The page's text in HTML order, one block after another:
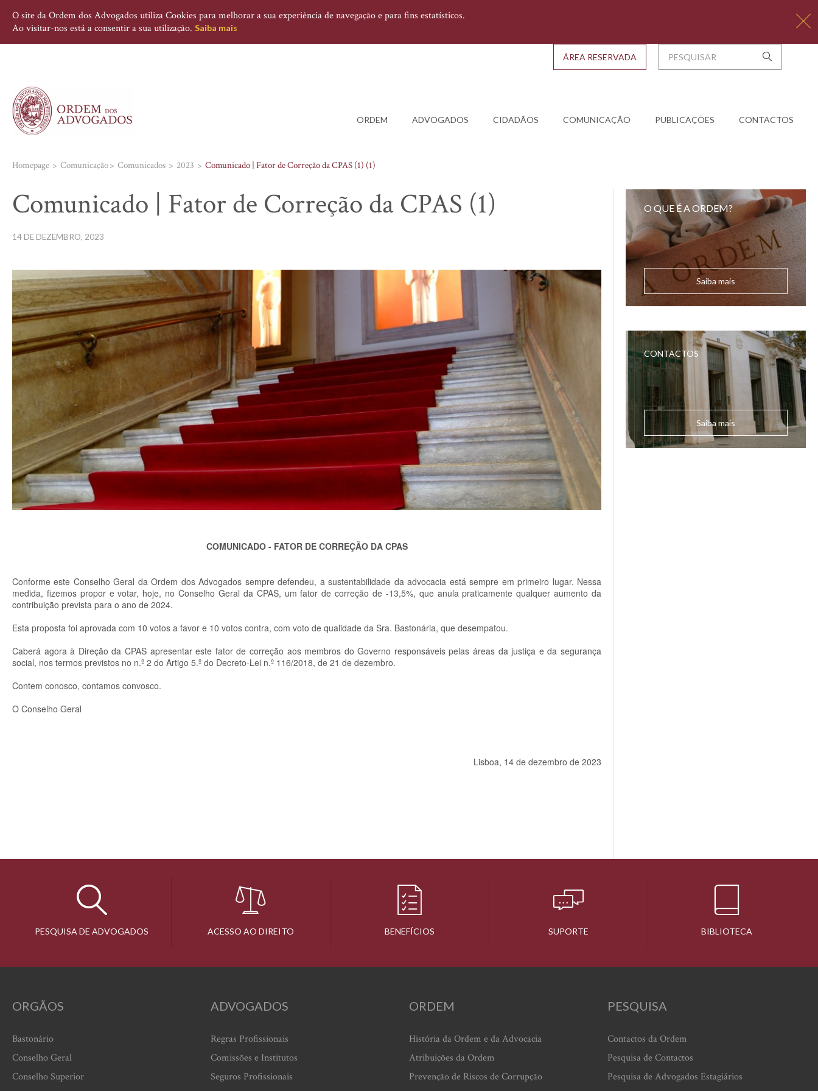
O site da Ordem dos Advogados utiliza Cookies para melhorar a sua experiência de navegação e para fins estatísticos.
Ao visitar-nos está a consentir a sua utilização. Saiba mais
ORDEM ADVOGADOS CIDADÃOS COMUNICAÇÃO PUBLICAÇÕES CONTACTOS
ÁREA RESERVADA
Homepage Comunicação Comunicados 2023 Comunicado | Fator de Correção da CPAS (1) (1)
Comunicado | Fator de Correção da CPAS (1)
14 DE DEZEMBRO, 2023
COMUNICADO - FATOR DE CORREÇÃO DA CPAS
Conforme este Conselho Geral da Ordem dos Advogados sempre defendeu, a sustentabilidade da advocacia está sempre em primeiro lugar. Nessa
medida, fizemos propor e votar, hoje, no Conselho Geral da CPAS, um fator de correção de -13,5%, que anula praticamente qualquer aumento da
contribuição prevista para o ano de 2024.
Esta proposta foi aprovada com 10 votos a favor e 10 votos contra, com voto de qualidade da Sra. Bastonária, que desempatou.
Caberá agora à Direção da CPAS apresentar este fator de correção aos membros do Governo responsáveis pelas áreas da justiça e da segurança
social, nos termos previstos no n.º 2 do Artigo 5.º do Decreto-Lei n.º 116/2018, de 21 de dezembro.
Contem conosco, contamos convosco.
O Conselho Geral
Lisboa, 14 de dezembro de 2023
O QUE É A ORDEM?
Saiba mais
CONTACTOS
Saiba mais
PESQUISA DE ADVOGADOS ACESSO AO DIREITO BENEFÍCIOS SUPORTE BIBLIOTECA
ORGÃOS
Bastonário
Conselho Geral
Conselho Superior
ADVOGADOS
Regras Profissionais
Comissões e Institutos
Seguros Profissionais
ORDEM
História da Ordem e da Advocacia
Atribuições da Ordem
Prevenção de Riscos de Corrupção
PESQUISA
Contactos da Ordem
Pesquisa de Contactos
Pesquisa de Advogados Estagiários